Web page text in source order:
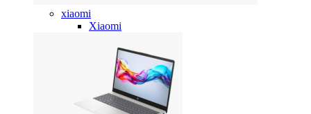
xiaomi
Xiaomi